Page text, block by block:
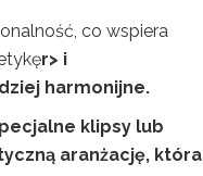
co wspiera
r> i
harmonijne.
klipsy lub
aranżację, która